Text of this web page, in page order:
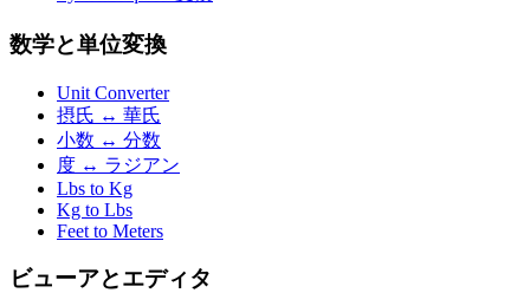
数学と単位変換
Unit Converter
摂氏 ↔ 華氏
小数 ↔ 分数
度 ↔ ラジアン
Lbs to Kg
Kg to Lbs
Feet to Meters
ビューアとエディタ